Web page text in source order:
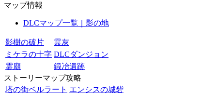
マップ情報
DLCマップ一覧｜影の地
影樹の破片
霊灰
ミケラの十字 DLCダンジョン
霊廟
鍛冶遺跡
ストーリーマップ攻略
塔の街ベルラート エンシスの城砦